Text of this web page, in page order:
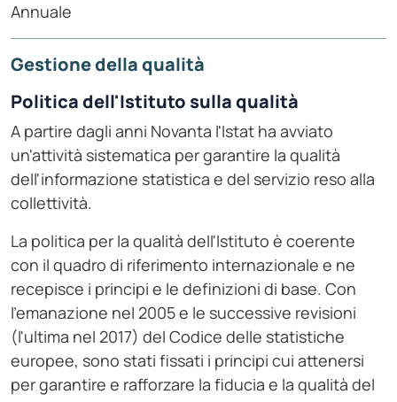
Annuale
Gestione della qualità
Politica dell'Istituto sulla qualità
A partire dagli anni Novanta l'Istat ha avviato
un'attività sistematica per garantire la qualità
dell'informazione statistica e del servizio reso alla
collettività.
La politica per la qualità dell'Istituto è coerente
con il quadro di riferimento internazionale e ne
recepisce i principi e le definizioni di base. Con
l'emanazione nel 2005 e le successive revisioni
(l'ultima nel 2017) del Codice delle statistiche
europee, sono stati fissati i principi cui attenersi
per garantire e rafforzare la fiducia e la qualità del